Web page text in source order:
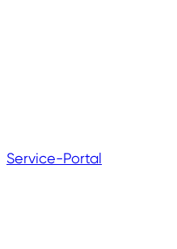
Service-Portal